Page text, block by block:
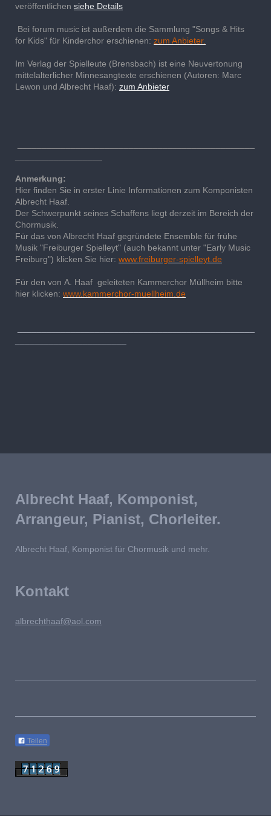
veröffentlichen siehe Details
Bei forum music ist außerdem die Sammlung "Songs & Hits
for Kids" für Kinderchor erschienen: zum Anbieter.
Im Verlag der Spielleute (Brensbach) ist eine Neuvertonung
mittelalterlicher Minnesangtexte erschienen (Autoren: Marc
Lewon und Albrecht Haaf): zum Anbieter
Anmerkung:
Hier finden Sie in erster Linie Informationen zum Komponisten
Albrecht Haaf.
Der Schwerpunkt seines Schaffens liegt derzeit im Bereich der
Chormusik.
Für das von Albrecht Haaf gegründete Ensemble für frühe
Musik "Freiburger Spielleyt" (auch bekannt unter "Early Music
Freiburg") klicken Sie hier: www.freiburger-spielleyt.de
Für den von A. Haaf geleiteten Kammerchor Müllheim bitte
hier klicken: www.kammerchor-muellheim.de
Albrecht Haaf, Komponist,
Arrangeur, Pianist, Chorleiter.
Albrecht Haaf, Komponist für Chormusik und mehr.
Kontakt
albrechthaaf@aol.com
Teilen